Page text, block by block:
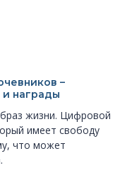
–
и награды
жизни. Цифровой
имеет свободу
что может